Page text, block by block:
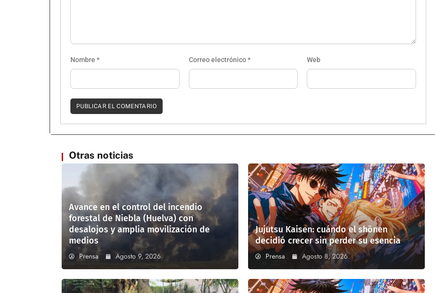
Nombre * Correo electrónico* Web
Otras noticias
Avance en el control del incendio
forestal de Niebla (Huelva) con
desalojos y amplia movilización de
medios
Prensa Agosto 9, 2026
Jujutsu Kaisen: cuándo el shōnen
decidió crecer sin perder su esencia
Prensa Agosto 8, 2026